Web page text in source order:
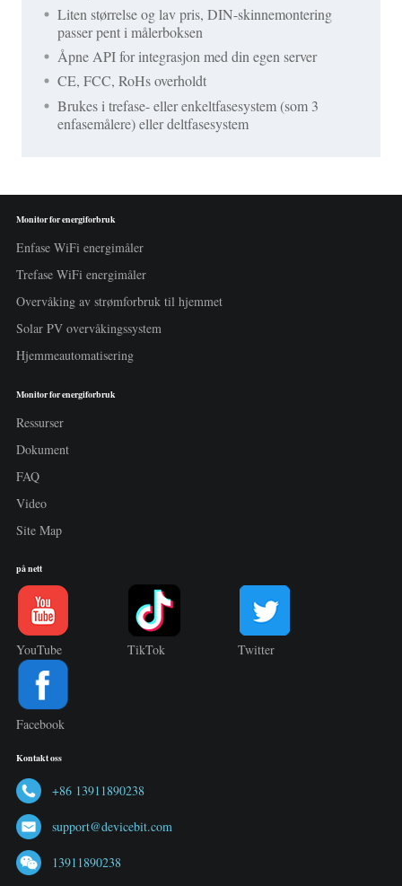
Liten størrelse og lav pris, DIN-skinnemontering
passer pent i målerboksen
Åpne API for integrasjon med din egen server
CE, FCC, RoHs overholdt
Brukes i trefase- eller enkeltfasesystem (som 3
enfasemålere) eller deltfasesystem
Monitor for energiforbruk
Enfase WiFi energimåler
Trefase WiFi energimåler
Overvåking av strømforbruk til hjemmet
Solar PV overvåkingssystem
Hjemmeautomatisering
Monitor for energiforbruk
Ressurser
Dokument
FAQ
Video
Site Map
på nett
YouTube TikTok Twitter
Facebook
Kontakt oss
+86 13911890238
support@devicebit.com
13911890238